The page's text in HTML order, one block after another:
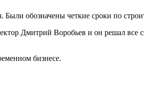
Были обозначены четкие сроки по
Дмитрий Воробьев и он решал
бизнесе.